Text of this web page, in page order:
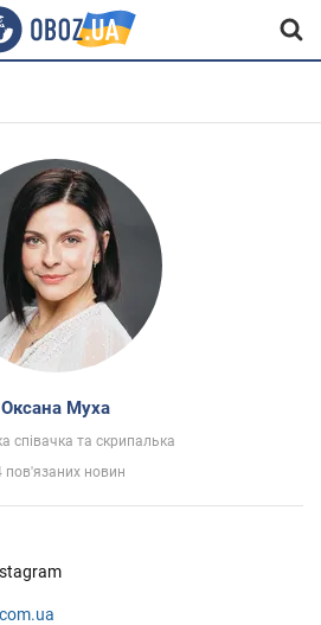
Оксана Муха
співачка та скрипалька
пов'язаних новин